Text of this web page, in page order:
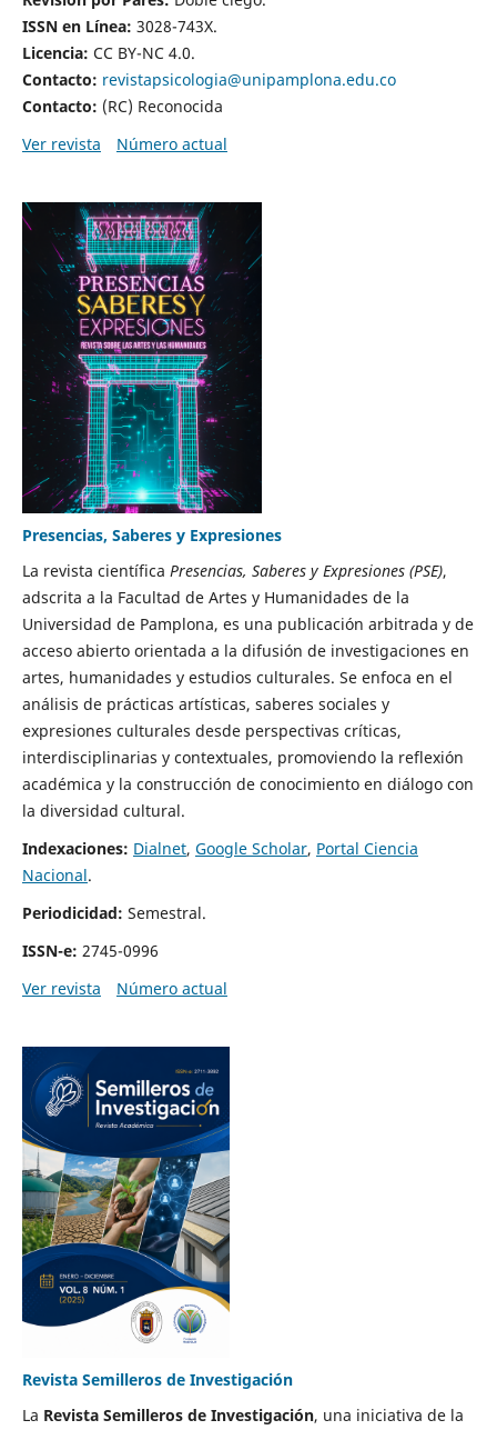
ISSN en Línea: 3028-743X.
Licencia: CC BY-NC 4.0.
Contacto: revistapsicologia@unipamplona.edu.co
Contacto: (RC) Reconocida
Ver revista
Número actual
Presencias, Saberes y Expresiones
La revista científica Presencias, Saberes y Expresiones (PSE),
adscrita a la Facultad de Artes y Humanidades de la
Universidad de Pamplona, es una publicación arbitrada y de
acceso abierto orientada a la difusión de investigaciones en
artes, humanidades y estudios culturales. Se enfoca en el
análisis de prácticas artísticas, saberes sociales y
expresiones culturales desde perspectivas críticas,
interdisciplinarias y contextuales, promoviendo la reflexión
académica y la construcción de conocimiento en diálogo con
la diversidad cultural.
Indexaciones: Dialnet, Google Scholar, Portal Ciencia
Nacional.
Periodicidad: Semestral.
ISSN-e: 2745-0996
Ver revista
Número actual
Revista Semilleros de Investigación
La Revista Semilleros de Investigación, una iniciativa de la